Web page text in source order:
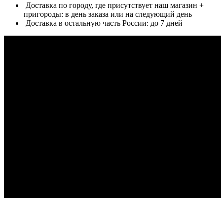
Доставка по городу, где присутствует наш магазин +
пригороды: в день заказа или на следующий день
Доставка в остальную часть России: до 7 дней